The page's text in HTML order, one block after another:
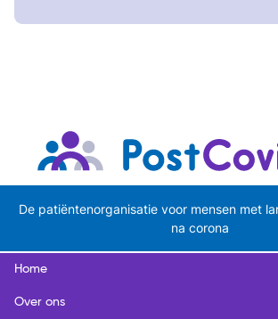
De patiëntenorganisatie voor mensen met
na corona
Home
Over ons